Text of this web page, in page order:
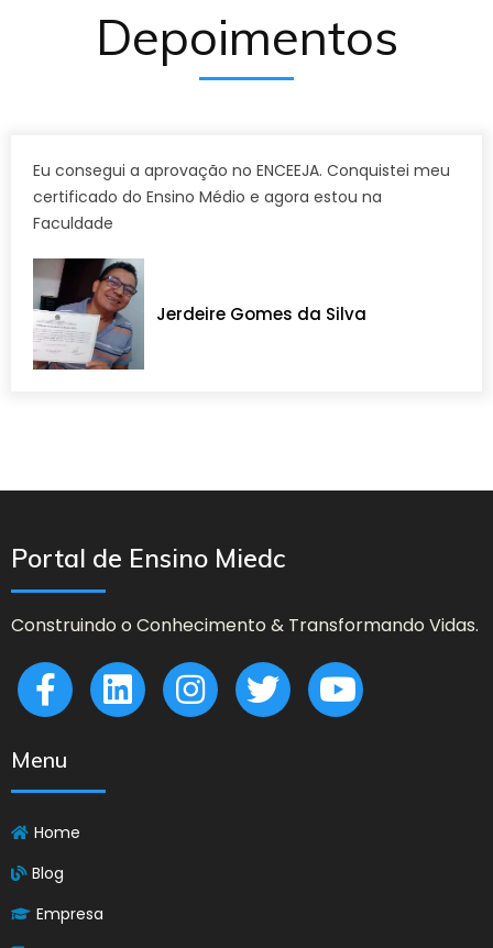
Depoimentos
Eu consegui a aprovação no ENCEEJA. Conquistei meu
certificado do Ensino Médio e agora estou na
Faculdade
Jerdeire Gomes da Silva
Portal de Ensino Miedc
Construindo o Conhecimento & Transformando Vidas.
Menu
Home
Blog
Empresa